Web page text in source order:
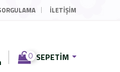
İLETİŞİM
0 SEPETIM